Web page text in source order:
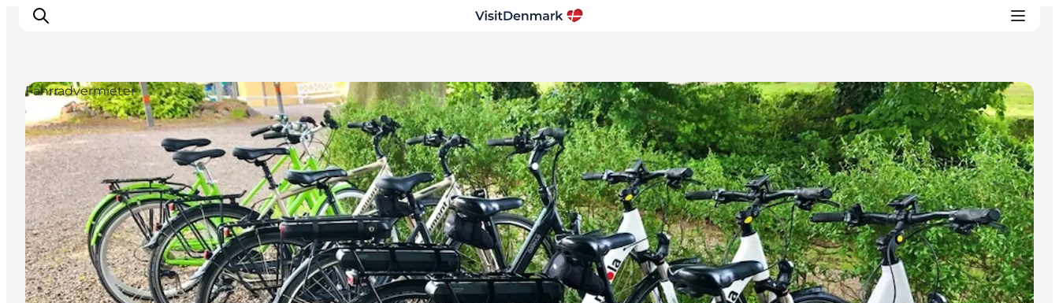
Inspiration
Regionen
Erlebnisse
Unterkünfte
Reiseplanung
Fahrradvermieter